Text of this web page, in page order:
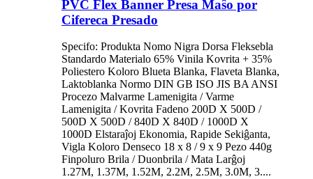
PVC Flex Banner Presa Maŝo por
Cifereca Presado
Specifo: Produkta Nomo Nigra Dorsa Fleksebla
Standardo Materialo 65% Vinila Kovrita + 35%
Poliestero Koloro Blueta Blanka, Flaveta Blanka,
Laktoblanka Normo DIN GB ISO JIS BA ANSI
Procezo Malvarme Lamenigita / Varme
Lamenigita / Kovrita Fadeno 200D X 500D /
500D X 500D / 840D X 840D / 1000D X
1000D Elstaraĵoj Ekonomia, Rapide Sekiĝanta,
Vigla Koloro Denseco 18 x 8 / 9 x 9 Pezo 440g
Finpoluro Brila / Duonbrila / Mata Larĝoj
1.27M, 1.37M, 1.52M, 2.2M, 2.5M, 3.0M, 3....